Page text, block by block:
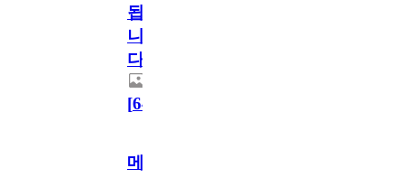
됩
니
다.
[64
메